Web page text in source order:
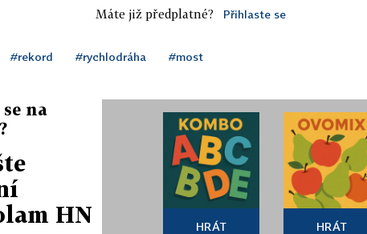
Máte již předplatné? Přihlaste se
#rekord #rychlodráha #most
na
HN
HRÁT HRÁT